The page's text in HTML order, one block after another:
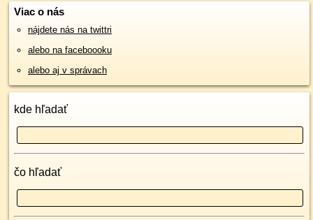
Viac o nás
nájdete nás na twittri
alebo na faceboooku
alebo aj v správach
kde hľadať
čo hľadať